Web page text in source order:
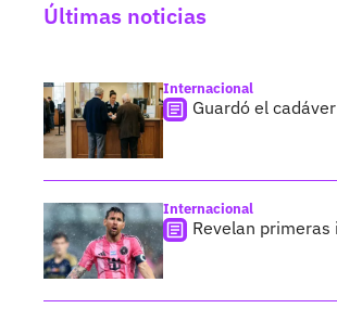
Últimas noticias
Internacional
Guardó el
Internacional
Revelan